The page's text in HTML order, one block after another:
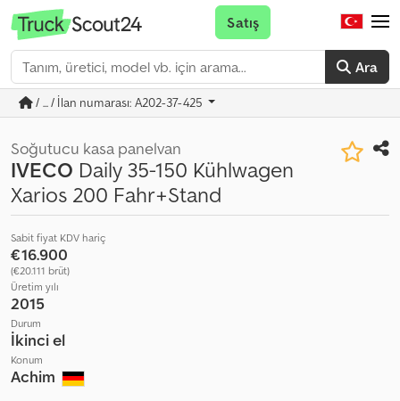
Ara
Satış
/ ... / İlan numarası: A202-37-425
Soğutucu kasa panelvan
IVECO Daily 35-150 Kühlwagen
Xarios 200 Fahr+Stand
Sabit fiyat KDV hariç
€16.900
(€20.111 brüt)
Üretim yılı
2015
Durum
İkinci el
Konum
Achim